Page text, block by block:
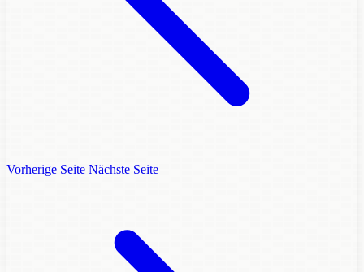
Vorherige Seite Nächste Seite